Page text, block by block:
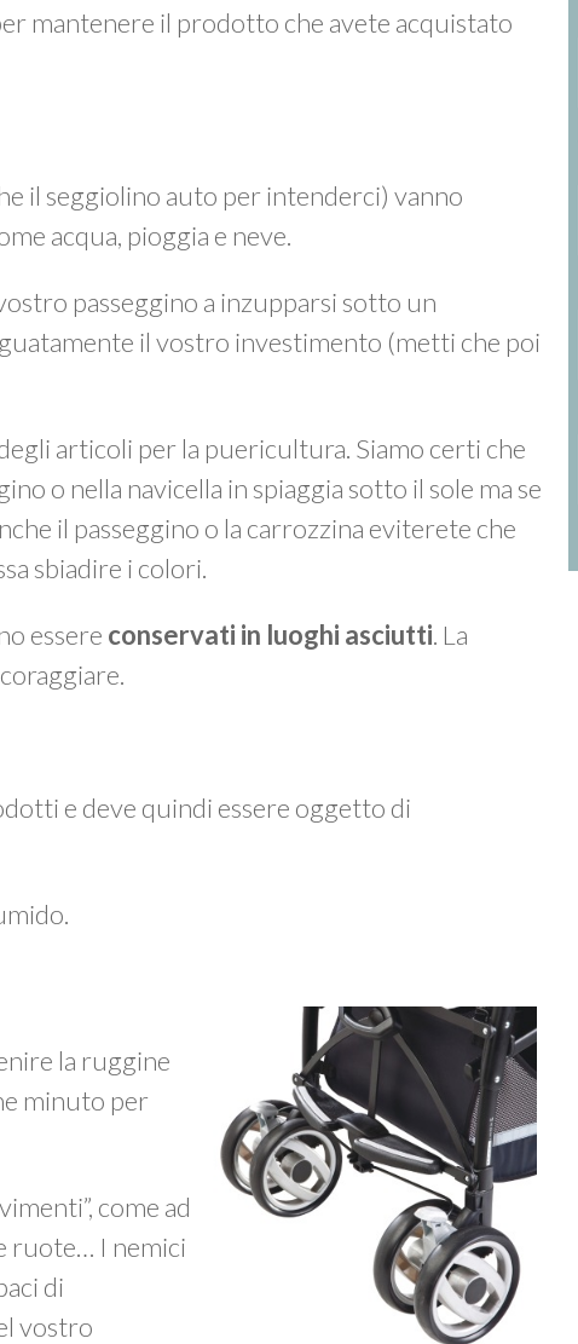
mantenere il prodotto che avete acquistato
il seggiolino auto per intenderci) vanno
acqua, pioggia e neve.
passeggino a inzupparsi sotto un
il vostro investimento (metti che poi
articoli per la puericultura. Siamo certi che
o nella navicella in spiaggia sotto il sole ma se
il passeggino o la carrozzina eviterete che
sbiadire i colori.
essere conservati in luoghi asciutti. La
e deve quindi essere oggetto di
la ruggine
minuto per
come ad
ruote… I nemici
di
vostro